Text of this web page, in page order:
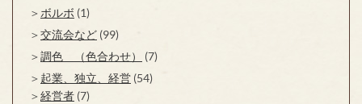
ボルボ (1)
交流会など (99)
調色 （色合わせ）
(7)
起業、独立、経営 (54)
経営者 (7)